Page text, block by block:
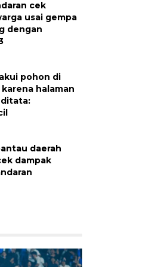
cek
usai gempa
dengan
pohon di
halaman
ditata:
daerah
dampak